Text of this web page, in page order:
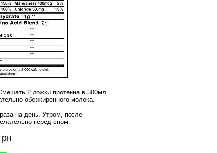
2 ложки протеина в 500мл
обезжиренного молока.
на день. Утром, после
перед сном.